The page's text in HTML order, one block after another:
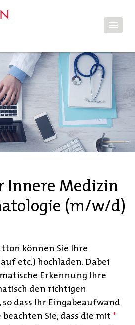
Innere Medizin
(m/w/d)
können Sie Ihre
etc.) hochladen. Dabei
Erkennung Ihre
den richtigen
dass Ihr Eingabeaufwand
Sie, dass die mit *